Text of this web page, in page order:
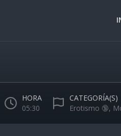
HORA
05:30
CATEGORÍA(S)
Erotismo 🔞,